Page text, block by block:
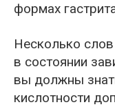
формах
Несколько
в состоянии
вы должны
кислотности